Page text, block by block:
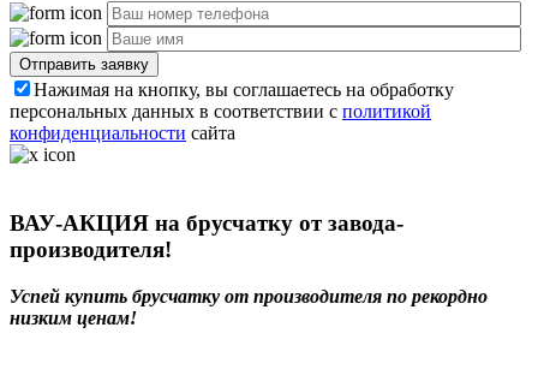
Отправить заявку
Нажимая на кнопку, вы соглашаетесь на обработку
персональных данных в соответствии с политикой
конфиденциальности сайта
ВАУ-АКЦИЯ на брусчатку от завода-
производителя!
Успей купить брусчатку от производителя по рекордно
низким ценам!